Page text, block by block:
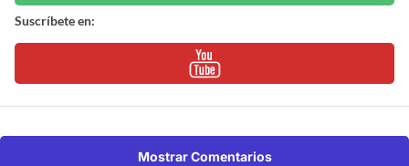
Suscríbete en:
Mostrar Comentarios